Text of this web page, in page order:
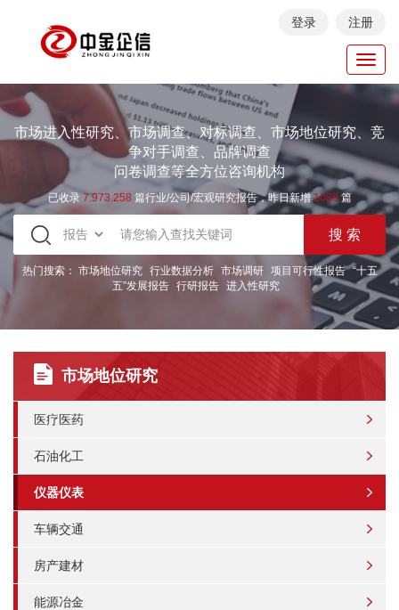
登录 注册
市场进入性研究、市场调查、对标调查、市场地位研究、竞
争对手调查、品牌调查
问卷调查等全方位咨询机构
已收录 7.973.258 篇行业/公司/宏观研究报告，昨日新增1088篇
热门搜索： 市场地位研究 行业数据分析 市场调研 项目可行性报告 “十五
五”发展报告 行研报告 进入性研究
市场地位研究
医疗医药
石油化工
仪器仪表
车辆交通
房产建材
能源冶金